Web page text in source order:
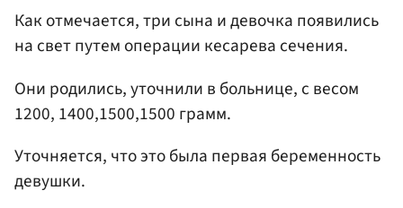
Как отмечается, три сына и девочка появились
на свет путем операции кесарева сечения.
Они родились, уточнили в больнице, с весом
1200, 1400,1500,1500 грамм.
Уточняется, что это была первая беременность
девушки.